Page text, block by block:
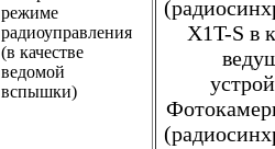
режиме
радиоуправления
(в качестве
ведомой
вспышки)
X1T-S в